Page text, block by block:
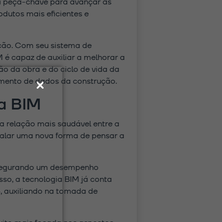
mais eficientes e
Com seu sistema de
capaz de auxiliar a melhorar a
da obra e do ciclo de vida da
de dados da construção.
BIM
relação mais saudável entre a
uma nova forma de pensar a
um desempenho
a tecnologia BIM já conta
auxiliando na tomada de